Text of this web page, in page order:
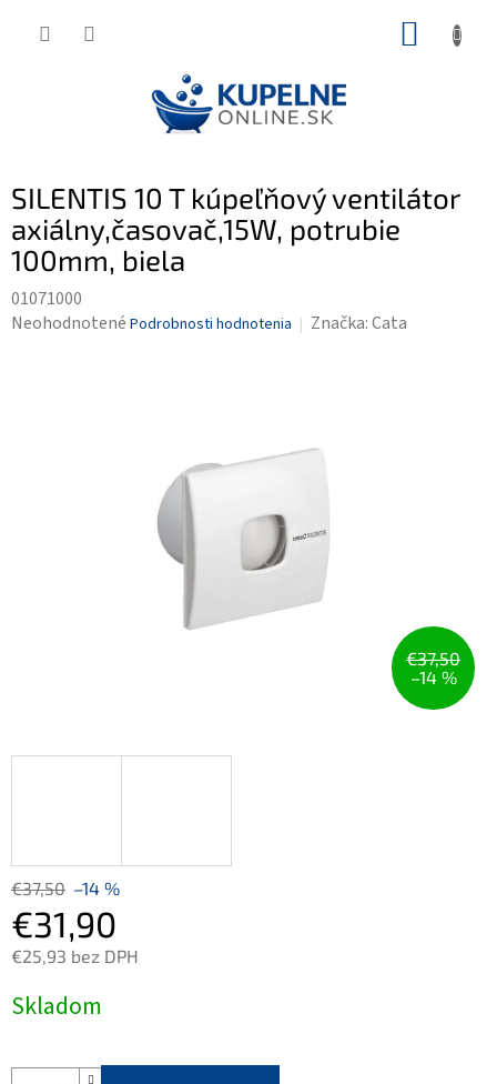
SILENTIS 10 T kúpeľňový ventilátor
axiálny,časovač,15W, potrubie
100mm, biela
01071000
Priemerné
Neohodnotené Podrobnosti hodnotenia Značka:Cata
€37,50
–14 %
€37,50 –14 %
€31,90
€25,93 bez DPH
cena:
Skladom